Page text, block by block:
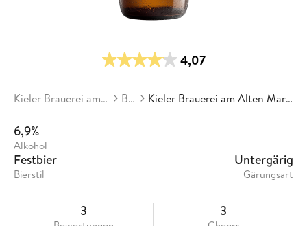
4,07
Kieler Brauerei am Alten Markt Biere Kieler Brauerei am Alten Markt - Jubiläumsbier
6,9%
Alkohol
Festbier
Bierstil
Untergärig
Gärungsart
3 3